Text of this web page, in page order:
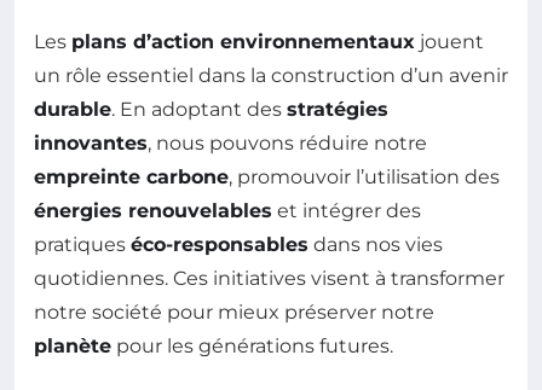
Les plans d’action environnementaux jouent
un rôle essentiel dans la construction d’un avenir
durable. En adoptant des stratégies
innovantes, nous pouvons réduire notre
empreinte carbone, promouvoir l’utilisation des
énergies renouvelables et intégrer des
pratiques éco-responsables dans nos vies
quotidiennes. Ces initiatives visent à transformer
notre société pour mieux préserver notre
planète pour les générations futures.